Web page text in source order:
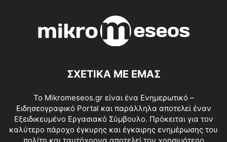
ΣΧΕΤΙΚΑ ΜΕ ΕΜΑΣ
Το Mikromeseos.gr είναι ένα Ενημερωτικό –
Ειδησεογραφικό Portal και παράλληλα αποτελεί έναν
Εξειδικευμένο Εργασιακό Σύμβουλο. Πρόκειται για τον
καλύτερο πάροχο έγκυρης και έγκαιρης ενημέρωσης του
πολίτη και ταυτόχρονα αποτελεί τον χρησιμότερο